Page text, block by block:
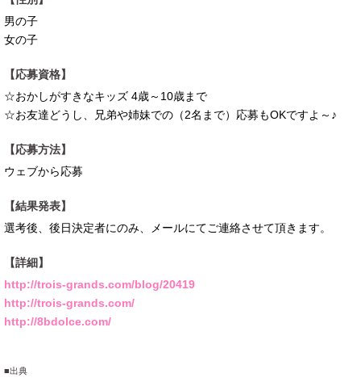
男の子
女の子
【応募資格】
☆おかしがすきなキッズ 4歳～10歳まで
☆お友達どうし、兄弟や姉妹での（2名まで）応募もOKですよ～♪
【応募方法】
ウェブから応募
【結果発表】
選考後、後日決定者にのみ、メールにてご連絡させて頂きます。
【詳細】
http://trois-grands.com/blog/20419
http://trois-grands.com/
http://8bdolce.com/
■出典